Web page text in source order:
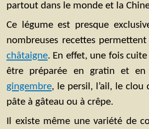
partout dans le monde et la
Ce légume est presque
nombreuses recettes
châtaigne. En effet, une fois
être préparée en gratin et en
gingembre, le persil, l’ail, le clou
pâte à gâteau ou à crêpe.
Il existe même une variété de